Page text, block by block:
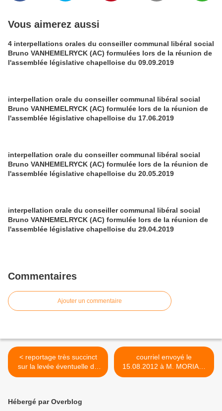
Vous aimerez aussi
4 interpellations orales du conseiller communal libéral social
Bruno VANHEMELRYCK (AC) formulées lors de la réunion de
l'assemblée législative chapelloise du 09.09.2019
interpellation orale du conseiller communal libéral social
Bruno VANHEMELRYCK (AC) formulée lors de la réunion de
l'assemblée législative chapelloise du 17.06.2019
interpellation orale du conseiller communal libéral social
Bruno VANHEMELRYCK (AC) formulée lors de la réunion de
l'assemblée législative chapelloise du 20.05.2019
interpellation orale du conseiller communal libéral social
Bruno VANHEMELRYCK (AC) formulée lors de la réunion de
l'assemblée législative chapelloise du 29.04.2019
Commentaires
Ajouter un commentaire
< reportage très succinct
sur la levée éventuelle de
l'immunité parlementaire de
TéléSambre
courriel envoyé le
15.08.2012 à M. MORIAU,
Bourgmestre, au sujet des
Hébergé par Overblog